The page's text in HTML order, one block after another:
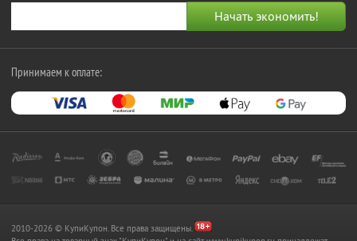
Принимаем к оплате:
2010-2026 © КупиКупон. Все права защищены.